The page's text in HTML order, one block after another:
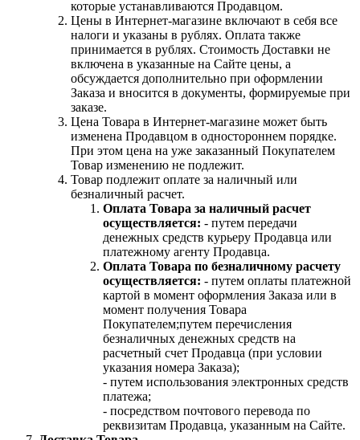
которые устанавливаются Продавцом.
Цены в Интернет-магазине включают в себя все
налоги и указаны в рублях. Оплата также
принимается в рублях. Стоимость Доставки не
включена в указанные на Сайте цены, а
обсуждается дополнительно при оформлении
Заказа и вносится в документы, формируемые при
заказе.
Цена Товара в Интернет-магазине может быть
изменена Продавцом в одностороннем порядке.
При этом цена на уже заказанный Покупателем
Товар изменению не подлежит.
Товар подлежит оплате за наличный или
безналичный расчет.
Оплата Товара за наличный расчет
осуществляется: - путем передачи
денежных средств курьеру Продавца или
платежному агенту Продавца.
Оплата Товара по безналичному расчету
осуществляется: - путем оплаты платежной
картой в момент оформления Заказа или в
момент получения Товара
Покупателем;путем перечисления
безналичных денежных средств на
расчетный счет Продавца (при условии
указания номера Заказа);
- путем использования электронных средств
платежа;
- посредством почтового перевода по
реквизитам Продавца, указанным на Сайте.